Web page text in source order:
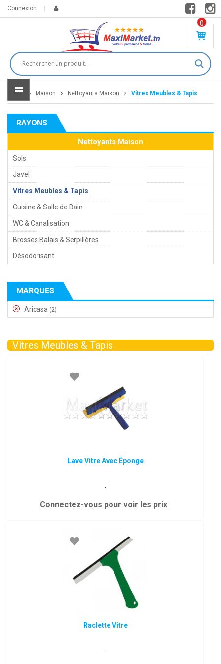
Connexion
0
PR
DU
IT(
S)
DT
Home Maison Nettoyants Maison Vitres Meubles & Tapis
RAYONS
Nettoyants Maison
Sols
Javel
Vitres Meubles & Tapis
Cuisine & Salle de Bain
WC & Canalisation
Brosses Balais & Serpillères
Désodorisant
MARQUES
Aricasa (2)
Vitres Meubles & Tapis
Lave Vitre Avec Éponge
.
Connectez-vous pour voir les prix
Raclette Vitre
.